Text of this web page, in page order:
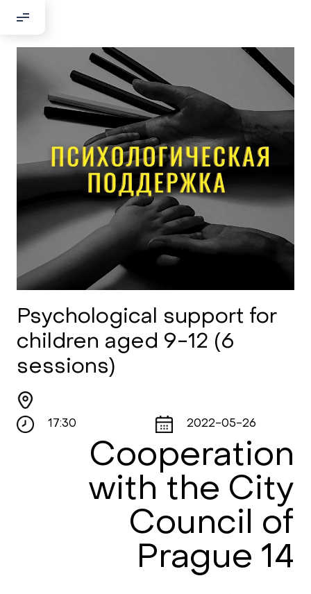
Добрый день!
Если вы хотите с нами связаться,
пожалуйста, контактируйте нас:
По адресу:
Kontaktní e-mail:
youthincluded@gmail.com
Или в соцсети Telegram:
@Interkulturnipracepraha14
Psychological support for
children aged 9-12 (6
sessions)
17:30 2022-05-26
Cooperation
with the City
Council of
Prague 14